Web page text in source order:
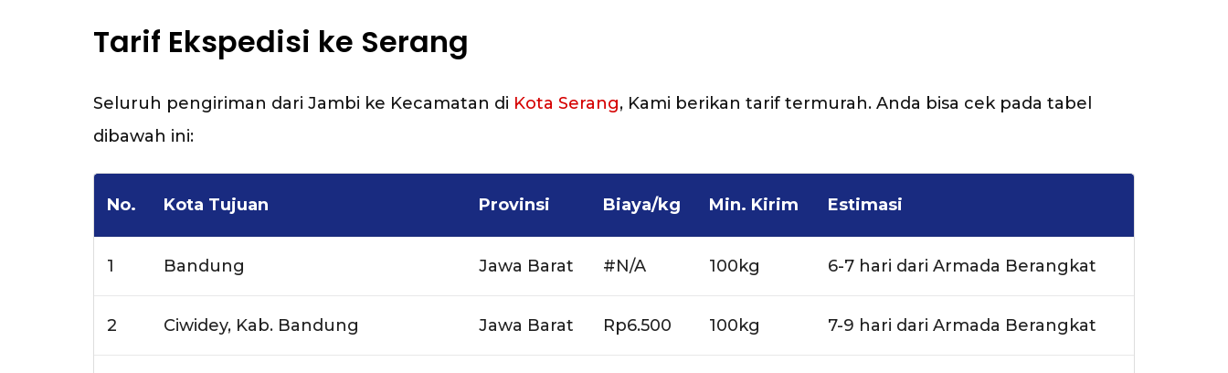
Tarif Ekspedisi ke Serang
Seluruh pengiriman dari Jambi ke Kecamatan di Kota Serang, Kami berikan tarif termurah. Anda bisa cek pada tabel
dibawah ini:
No. Kota Tujuan Provinsi Biaya/kg Min. Kirim Estimasi
1 Bandung Jawa Barat #N/A 100kg 6-7 hari dari Armada Berangkat
2 Ciwidey, Kab. Bandung Jawa Barat Rp6.500 100kg 7-9 hari dari Armada Berangkat